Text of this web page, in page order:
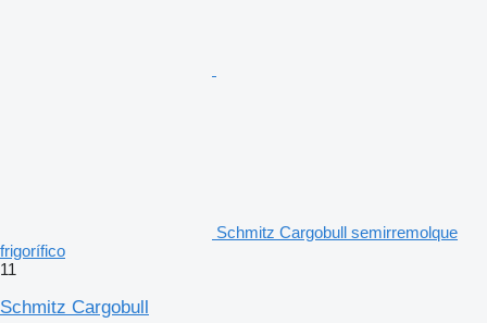
Schmitz Cargobull semirremolque
frigorífico
11
Schmitz Cargobull